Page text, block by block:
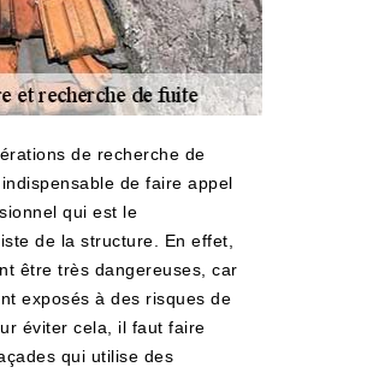
de recherche de
de faire appel
qui est le
de la structure. En effet,
être très dangereuses, car
exposés à des risques de
éviter cela, il faut faire
qui utilise des